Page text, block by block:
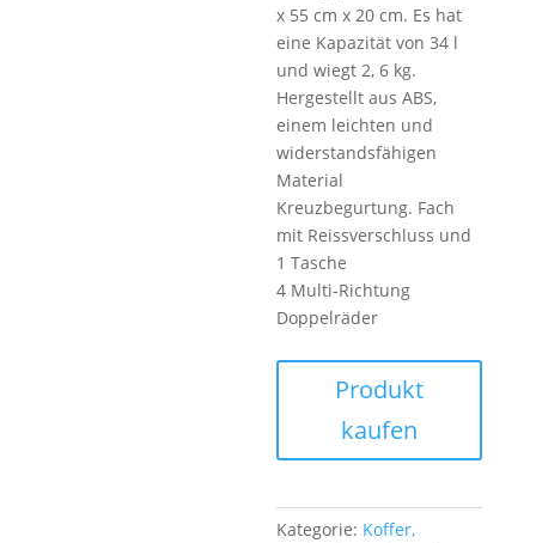
x 55 cm x 20 cm. Es hat
eine Kapazität von 34 l
und wiegt 2, 6 kg.
Hergestellt aus ABS,
einem leichten und
widerstandsfähigen
Material
Kreuzbegurtung. Fach
mit Reissverschluss und
1 Tasche
4 Multi-Richtung
Doppelräder
Produkt
kaufen
Kategorie: Koffer,